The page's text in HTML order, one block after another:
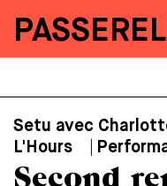
Secondaire
Setu avec
L'Hours ⎹
Second